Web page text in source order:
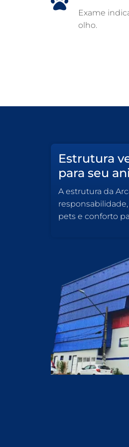
Exame
olho.
Estrutura
para seu
A estrutura da
pets e conforto